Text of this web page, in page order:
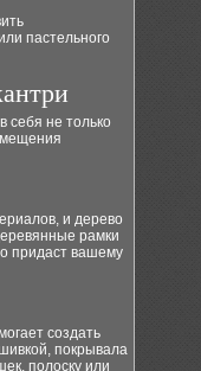
пастельного
себя не только
и дерево
рамки
придаст вашему
создать
покрывала
полоску или